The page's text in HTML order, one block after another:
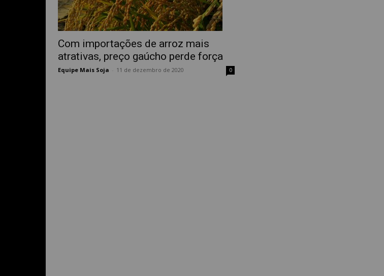
Com importações de arroz mais
atrativas, preço gaúcho perde força
Equipe Mais Soja 11 de dezembro de 2020 0